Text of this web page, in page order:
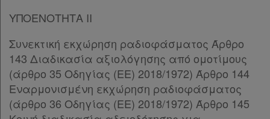
Παρ.7
Παρ.9
Παρ.9α
Παρ.9β
Παρ.10
Παρ.11
ΥΠΟΕΝΟΤΗΤΑ II
Συνεκτική εκχώρηση ραδιοφάσματος Άρθρο
143 Διαδικασία αξιολόγησης από ομοτίμους
(άρθρο 35 Οδηγίας (ΕΕ) 2018/1972) Άρθρο 144
Εναρμονισμένη εκχώρηση ραδιοφάσματος
(άρθρο 36 Οδηγίας (ΕΕ) 2018/1972) Άρθρο 145